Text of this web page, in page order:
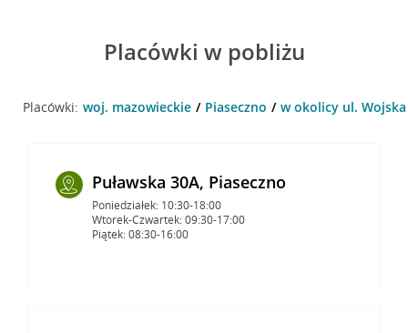
Placówki w pobliżu
Placówki: woj. mazowieckie Piaseczno w okolicy ul.
Puławska 30A, Piaseczno
Poniedziałek: 10:30-18:00
Wtorek-Czwartek: 09:30-17:00
Piątek: 08:30-16:00